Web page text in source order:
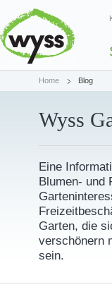
Home Blog
Wyss
Eine
Blumen- und
Garten, die
verschönern
sein.